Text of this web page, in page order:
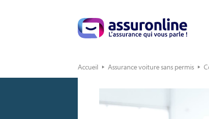
Accueil Assurance voiture sans permis